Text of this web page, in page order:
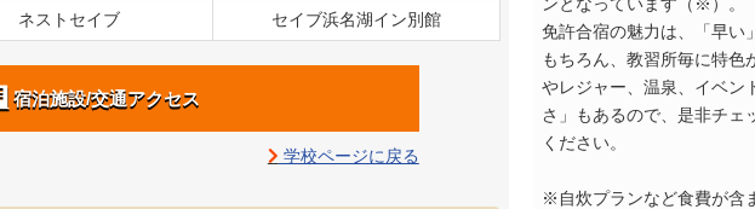
ネストセイブ セイブ浜名湖イン別館
宿泊施設/交通アクセス
学校ページに戻る
免許合宿の魅力は、「早い
もちろん、教習所毎に特色
やレジャー、温泉、イベン
さ」もあるので、是非チェ
ください。
※自炊プランなど食費が含